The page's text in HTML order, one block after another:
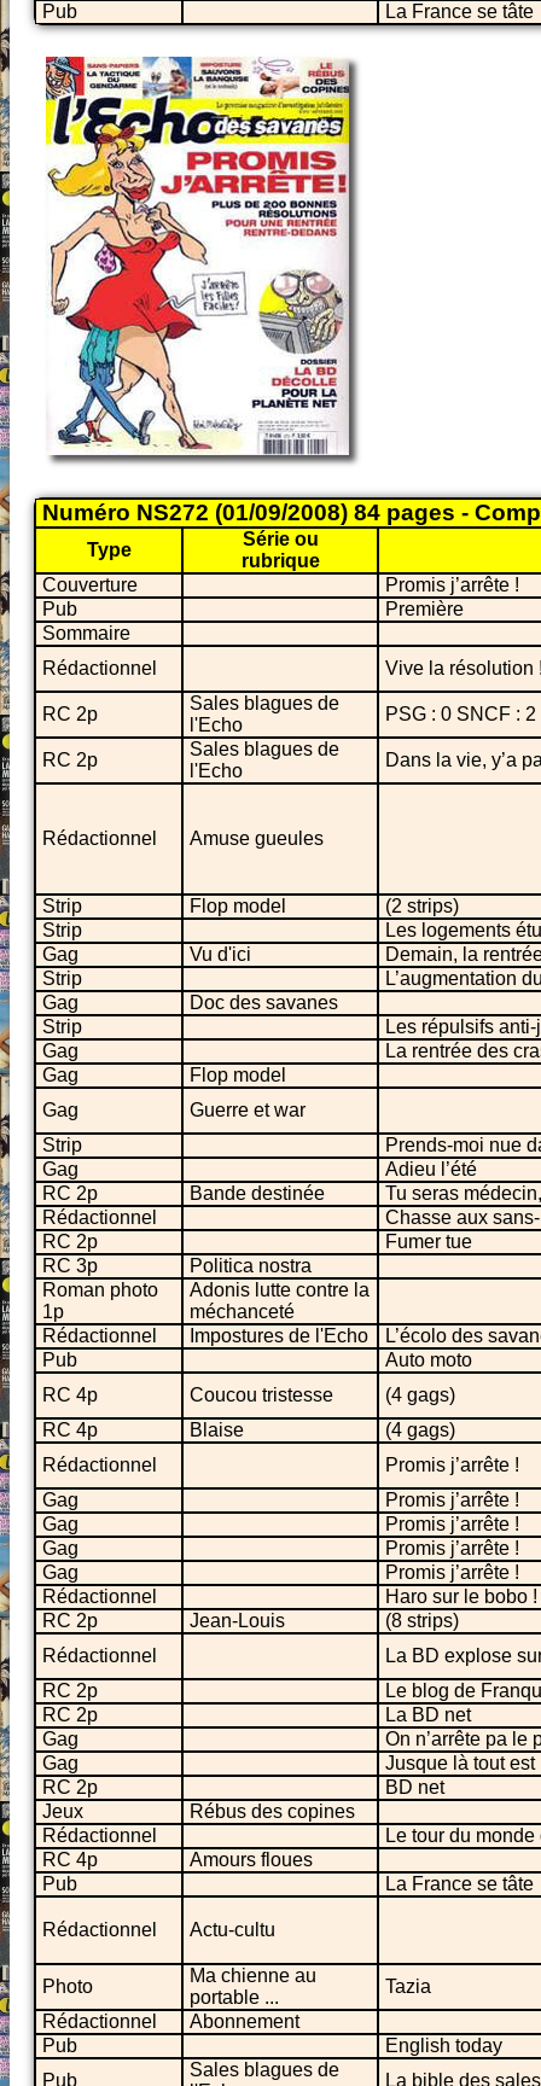
Pub
La France se tâte
Numéro NS272 (01/09/2008) 84 pages -
Type
Série ou
rubrique
Couverture
Promis j’arrête !
Pub
Première
Sommaire
Rédactionnel
Vive la résolution
RC 2p
Sales blagues de
l'Echo
PSG : 0 SNCF : 2
RC 2p
Sales blagues de
l'Echo
Dans la vie, y’a
Rédactionnel Amuse gueules
Strip Flop model
(2 strips)
Strip
Les logements
Gag
Vu d'ici
Demain, la
Strip
L’augmentation
Gag
Doc des savanes
Strip
Les répulsifs
Gag
La rentrée des
Gag
Flop model
Gag
Guerre et war
Strip
Prends-moi nue
Gag
Adieu l’été
RC 2p
Bande destinée
Tu seras
Rédactionnel
Chasse aux
RC 2p
Fumer tue
RC 3p
Politica nostra
Roman photo
1p
Adonis lutte contre la
méchanceté
Rédactionnel
Impostures de l'Echo
L’écolo des
Pub
Auto moto
RC 4p
Coucou tristesse
(4 gags)
RC 4p
Blaise
(4 gags)
Rédactionnel
Promis j’arrête !
Gag
Promis j’arrête !
Gag
Promis j’arrête !
Gag
Promis j’arrête !
Gag
Promis j’arrête !
Rédactionnel
Haro sur le bobo !
RC 2p
Jean-Louis
(8 strips)
Rédactionnel
La BD explose
RC 2p
Le blog de
RC 2p
La BD net
Gag
On n’arrête pa le
Gag
Jusque là tout est
RC 2p
BD net
Jeux
Rébus des copines
Rédactionnel
Le tour du
RC 4p
Amours floues
Pub
La France se tâte
Rédactionnel Actu-cultu
Photo
Ma chienne au
portable ...
Tazia
Rédactionnel
Abonnement
Pub
English today
Pub
Sales blagues de
La bible des